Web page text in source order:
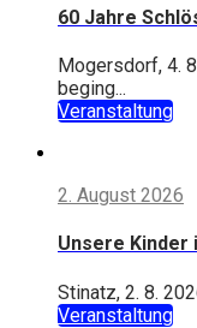
60 Jahre
Mogersdorf, 4.
beging...
Veranstaltung
2. August 2026
Unsere Kinder
Stinatz, 2. 8.
Veranstaltung